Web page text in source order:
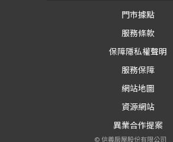
門市據點
服務條款
保障隱私權聲明
服務保障
網站地圖
資源網站
異業合作提案
©信義房屋股份有限公司